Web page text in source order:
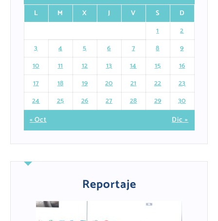
L
M X J V S
D
1
2
3
4 5 6 7 8
9
10
11 12 13 14 15
16
17
18 19 20 21 22
23
24
25 26 27 28 29
30
« Oct
Dic »
Reportaje